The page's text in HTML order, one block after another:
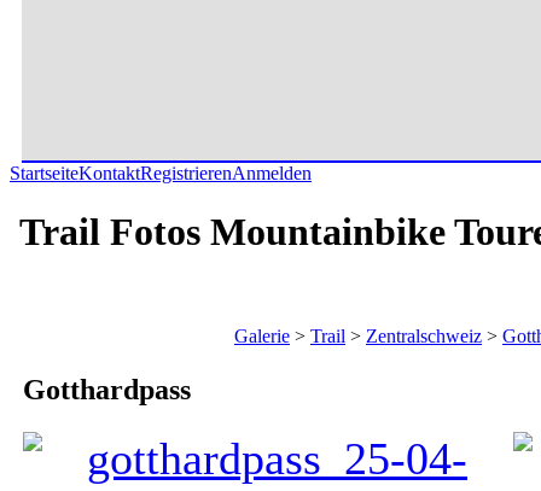
StartseiteKontaktRegistrierenAnmelden
Trail Fotos Mountainbike
Galerie > Trail > Zentralschweiz >
Gotthardpass